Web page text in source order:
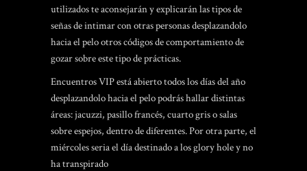
utilizados te aconsejarán y explicarán las tipos de
señas de intimar con otras personas desplazandolo
hacia el pelo otros códigos de comportamiento de
gozar sobre este tipo de prácticas.
Encuentros VIP está abierto todos los días del año
desplazandolo hacia el pelo podrás hallar distintas
áreas: jacuzzi, pasillo francés, cuarto gris o salas
sobre espejos, dentro de diferentes. Por otra parte, el
miércoles seri­a el día destinado a los glory hole y no
ha transpirado